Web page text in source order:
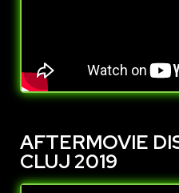
AFTERMOVIE
CLUJ 2019